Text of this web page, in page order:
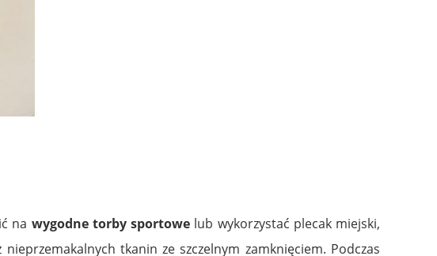
na wygodne torby sportowe lub wykorzystać plecak miejski,
tkanin ze szczelnym zamknięciem. Podczas